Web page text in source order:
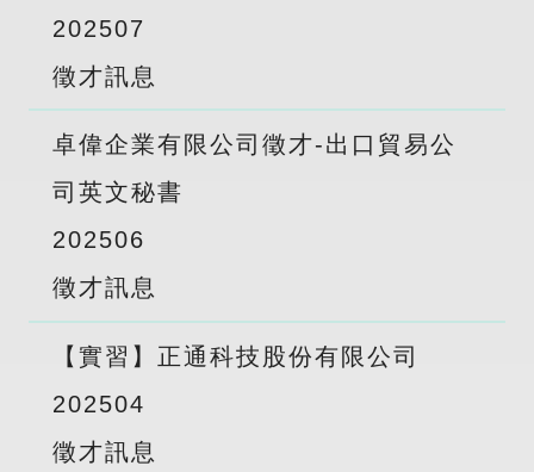
202507
徵才訊息
卓偉企業有限公司徵才-出口貿易公
司英文秘書
202506
徵才訊息
【實習】正通科技股份有限公司
202504
徵才訊息